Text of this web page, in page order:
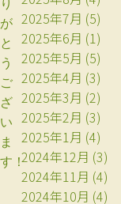
り
が
と
う
ご
ざ
い
ま
す！
2025年7月 (5)
2025年6月 (1)
2025年5月 (5)
2025年4月 (3)
2025年3月 (2)
2025年2月 (3)
2025年1月 (4)
2024年12月 (3)
2024年11月 (4)
2024年10月 (4)